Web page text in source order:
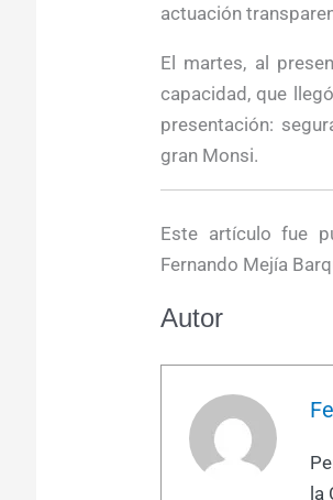
actuación
El martes, al
capacidad, que
presentación:
gran Monsi.
Este artículo fue
Fernando Mejía
Autor
la